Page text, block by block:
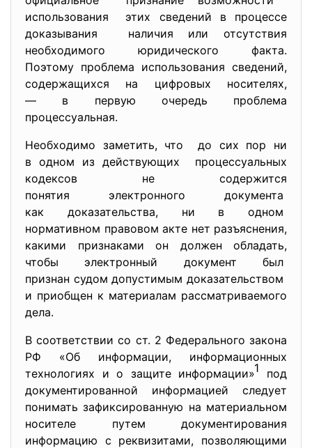
использования этих сведений в процессе
доказывания наличия или отсутствия
необходимого юридического факта.
Поэтому проблема использования сведений,
содержащихся на цифровых носителях,
— в первую очередь проблема
процессуальная.
Необходимо заметить, что до сих пор ни
в одном из действующих процессуальных
кодексов не содержится
понятия электронного документа
как доказательства, ни в одном
нормативном правовом акте нет разъяснения,
какими признаками он должен обладать,
чтобы электронный документ был
признан судом допустимым доказательством
и приобщен к материалам рассматриваемого
дела.
В соответствии со ст. 2 Федерального закона
РФ «Об информации, информационных
технологиях и о защите информации»1 под
документированной информацией следует
понимать зафиксированную на материальном
носителе путем документирования
информацию с реквизитами, позволяющими